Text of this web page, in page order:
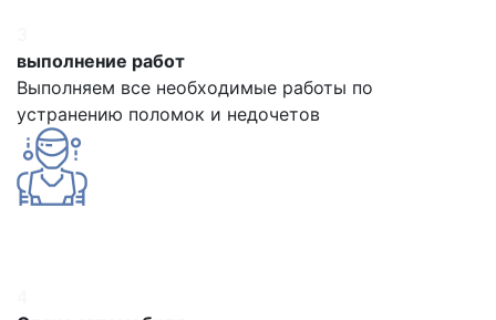
выполнение работ
Выполняем все необходимые работы по
устранению поломок и недочетов